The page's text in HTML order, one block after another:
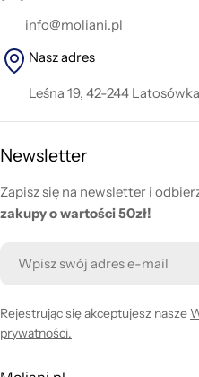
info@moliani.pl
Nasz adres
Leśna 19, 42-244
Newsletter
Zapisz się na newsletter i
zakupy o wartości 50zł!
mail
Rejestrując się akceptujesz nasze
prywatności.